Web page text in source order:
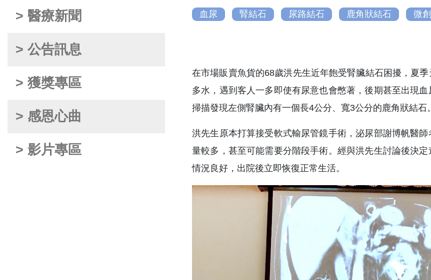
> 醫療新聞
> 公告訊息
> 獲獎專區
> 感恩心曲
> 影片專區
血尿 腎結石 尿路結石 鹿角狀結石 微
在市場販賣魚貨的68歲洪先生近年飽受腎臟結石困擾，夏
多水，遇到客人一多即使有尿意也會憋著，後期甚至出現
掃描發現左側腎臟內有一個長4公分、寬3公分的鹿角狀結石。
洪先生原本打算接受軟式輸尿管鏡手術，泌尿部謝博帆醫
量較多，甚至可能需要分階段手術。經與洪先生討論後決
情況良好，出院後立即恢復正常生活。